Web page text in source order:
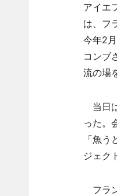
アイエ
は、フ
今年2
コンブ
流の場
当日
った。
「魚
ジェク
フラ